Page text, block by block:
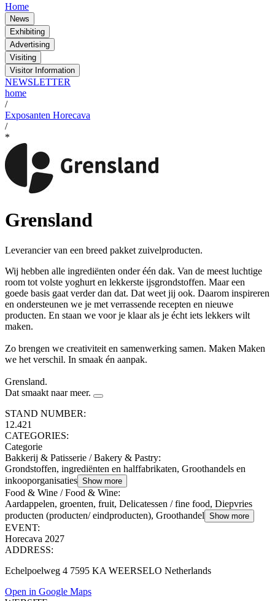
Home
News
Exhibiting
Advertising
Visiting
Visitor Information
NEWSLETTER
home
/
Exposanten Horecava
/
*
Grensland
Leverancier van een breed pakket zuivelproducten.
Wij hebben alle ingrediënten onder één dak. Van de meest luchtige
room tot volste yoghurt en lekkerste ijsgrondstoffen. Maar een
goede basis gaat verder dan dat. Dat weet jij ook. Daarom inspireren
en ondersteunen we je met verrassende recepten en nieuwe
producten. En staan we voor je klaar als je écht iets lekkers wilt
maken.
Zo brengen we creativiteit en samenwerking samen. Maken Maken
we het verschil. In smaak én aanpak.
Grensland.
Dat smaakt naar meer.
STAND NUMBER:
12.421
CATEGORIES:
Categorie
Bakkerij & Patisserie / Bakery & Pastry:
Grondstoffen, ingrediënten en halffabrikaten, Groothandels en
inkooporganisaties Show more
Food & Wine / Food & Wine:
Aardappelen, groenten, fruit, Delicatessen / fine food, Diepvries
producten (producten/ eindproducten), Groothandel Show more
EVENT:
Horecava 2027
ADDRESS:
Echelpoelweg 4 7595 KA WEERSELO Netherlands
Open in Google Maps